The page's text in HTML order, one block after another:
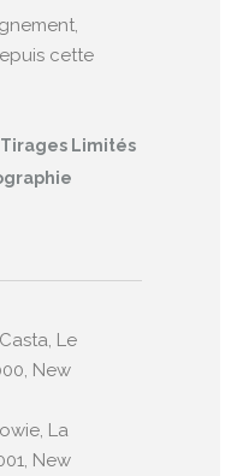
cette
Tirages Limités
Le
New
La
New